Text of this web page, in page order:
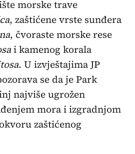
morske trave
, zaštićene vrste sunđera
, čvoraste morske rese
i kamenog korala
. U izvještajima JP
se da je Park
najviše ugrožen
mora i izgradnjom
zaštićenog